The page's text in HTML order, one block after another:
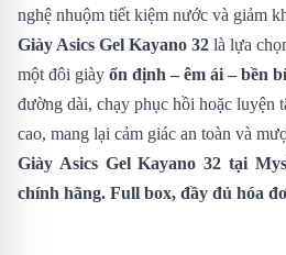
nghệ nhuộm tiết kiệm nước và giảm
Giày Asics Gel Kayano 32 là lựa
một đôi giày ổn định – êm ái – bền bỉ
đường dài, chạy phục hồi hoặc luyện
cao, mang lại cảm giác an toàn và
Giày Asics Gel Kayano 32 tại
chính hãng. Full box, đầy đủ hóa